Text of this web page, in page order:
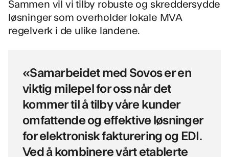
Sammen vil vi tilby robuste og skreddersydde
løsninger som overholder lokale MVA
regelverk i de ulike landene.
«Samarbeidet med Sovos er en
viktig milepel for oss når det
kommer til å tilby våre kunder
omfattende og effektive løsninger
for elektronisk fakturering og EDI.
Ved å kombinere vårt etablerte